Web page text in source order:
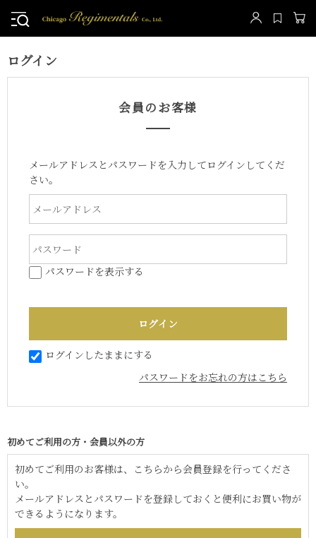
ログイン
会員のお客様
メールアドレスとパスワードを入力してログインしてくだ
さい。
パスワードを表示する
ログインしたままにする
パスワードをお忘れの方はこちら
初めてご利用の方・会員以外の方
初めてご利用のお客様は、こちらから会員登録を行ってくださ
い。
メールアドレスとパスワードを登録しておくと便利にお買い物が
できるようになります。